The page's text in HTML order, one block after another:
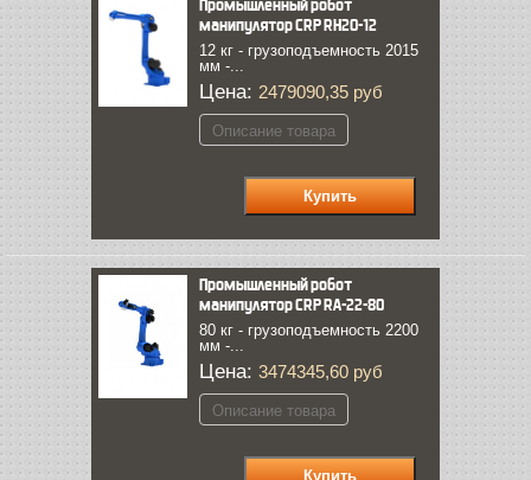
Промышленный робот
манипулятор CRP RH20-12
12 кг - грузоподъемность 2015
мм -...
Цена: 2479090,35 руб
Описание товара
Промышленный робот
манипулятор CRP RA-22-80
80 кг - грузоподъемность 2200
мм -...
Цена: 3474345,60 руб
Описание товара